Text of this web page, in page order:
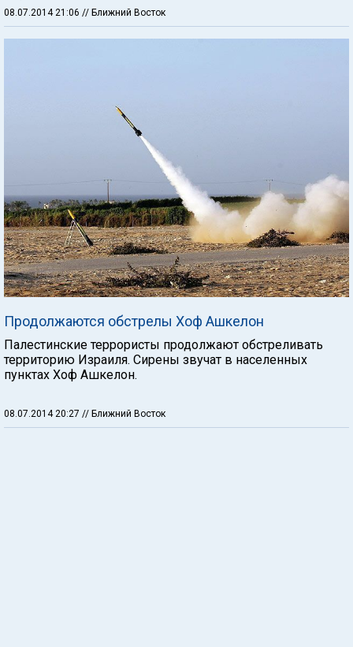
08.07.2014 21:06 // Ближний Восток
Продолжаются обстрелы Хоф Ашкелон
Палестинские террористы продолжают обстреливать
территорию Израиля. Сирены звучат в населенных
пунктах Хоф Ашкелон.
08.07.2014 20:27 // Ближний Восток